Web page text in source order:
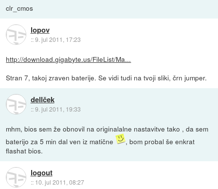
clr_cmos
lopov
::9. jul 2011, 17:23
http://download.gigabyte.us/FileList/Ma...
Stran 7, takoj zraven baterije. Se vidi tudi na tvoji sliki, črn jumper.
dellček
::9. jul 2011, 19:33
mhm, bios sem že obnovil na originalalne nastavitve tako , da sem
baterijo za 5 min dal ven iz matične
, bom probal še enkrat
flashat bios.
logout
:: 10. jul 2011, 08:27